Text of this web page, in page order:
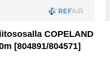
COPELAND
[804891/804571]